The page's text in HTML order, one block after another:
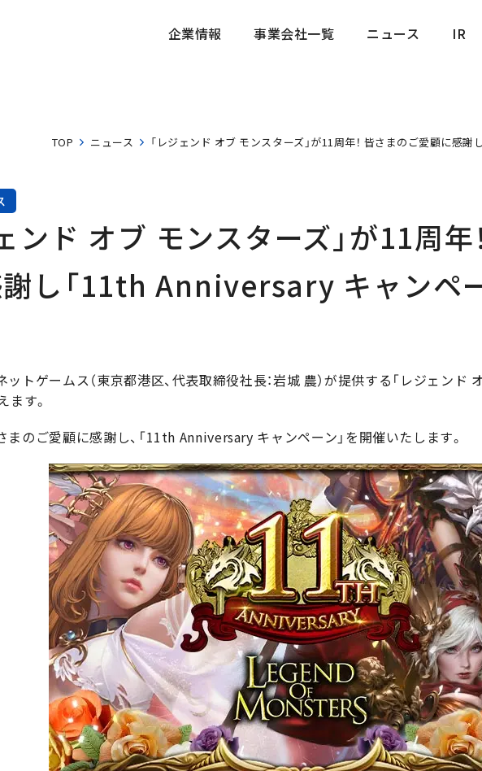
企業情報
事業会社一覧
ニュース
IR
TOP ニュース 「レジェンド オブ モンスターズ」が11周年！ 皆さまのご愛顧に感
ンド オブ モンスターズ」が11周
し「11th Anniversary キャンペ
トゲームス（東京都港区、代表取締役社長：岩城 農）が提供する「レジェンド
ます。
まのご愛顧に感謝し、「11th Anniversary キャンペーン」を開催いたします。